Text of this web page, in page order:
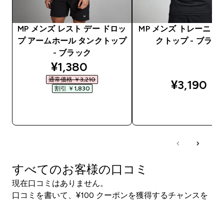
MP メンズ レスト デー ドロッ
プ アームホール タンクトップ
- ブラック
discounted price
¥1,380‎
通常価格 ￥3,210‎
割引 ￥1,830‎
MP メンズ トレーニン
クトップ - ブラッ
¥3,190‎
すべてのお客様の口コミ
現在口コミはありません。
口コミを書いて、¥100 クーポンを獲得するチャンスを